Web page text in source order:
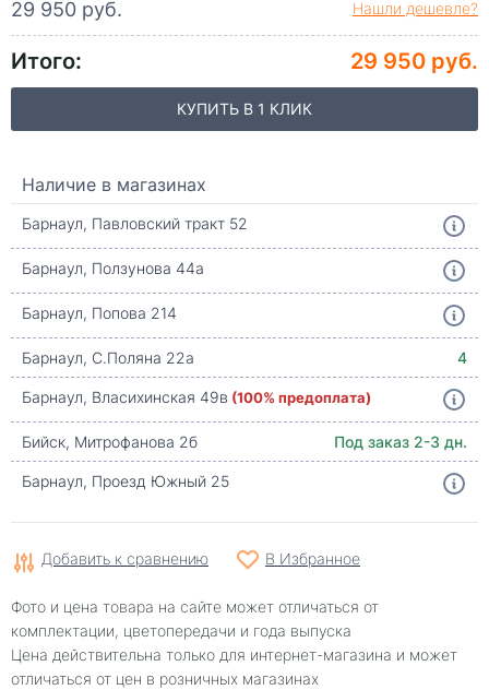
29 950 руб. Нашли дешевле?
Итого: 29 950 руб.
КУПИТЬ В 1 КЛИК
Наличие в магазинах
Барнаул, Павловский тракт 52
Барнаул, Ползунова 44а
Барнаул, Попова 214
Барнаул, С.Поляна 22а
4
Барнаул, Власихинская 49в (100% предоплата)
Бийск, Митрофанова 2б
Под заказ 2-3 дн.
Барнаул, Проезд Южный 25
Добавить к сравнению В Избранное
Фото и цена товара на сайте может отличаться от
комплектации, цветопередачи и года выпуска
Цена действительна только для интернет-магазина и может
отличаться от цен в розничных магазинах